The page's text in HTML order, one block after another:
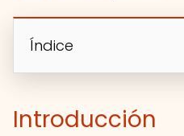
Índice
Introducción